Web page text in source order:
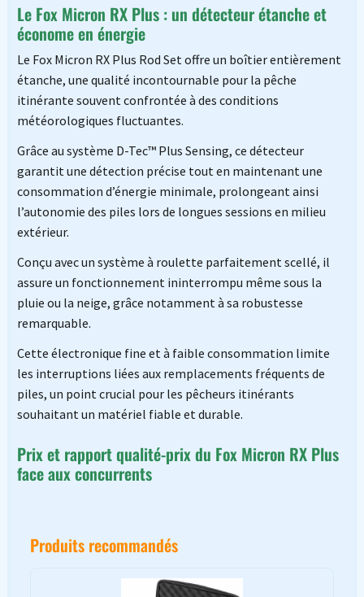
Le Fox Micron RX Plus : un détecteur étanche et
économe en énergie
Le Fox Micron RX Plus Rod Set offre un boîtier entièrement
étanche, une qualité incontournable pour la pêche
itinérante souvent confrontée à des conditions
météorologiques fluctuantes.
Grâce au système D-Tec™ Plus Sensing, ce détecteur
garantit une détection précise tout en maintenant une
consommation d’énergie minimale, prolongeant ainsi
l’autonomie des piles lors de longues sessions en milieu
extérieur.
Conçu avec un système à roulette parfaitement scellé, il
assure un fonctionnement ininterrompu même sous la
pluie ou la neige, grâce notamment à sa robustesse
remarquable.
Cette électronique fine et à faible consommation limite
les interruptions liées aux remplacements fréquents de
piles, un point crucial pour les pêcheurs itinérants
souhaitant un matériel fiable et durable.
Prix et rapport qualité-prix du Fox Micron RX Plus
face aux concurrents
Produits recommandés